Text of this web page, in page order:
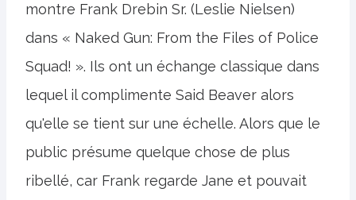
montre Frank Drebin Sr. (Leslie Nielsen)
dans « Naked Gun: From the Files of Police
Squad! ». Ils ont un échange classique dans
lequel il complimente Said Beaver alors
qu'elle se tient sur une échelle. Alors que le
public présume quelque chose de plus
ribellé, car Frank regarde Jane et pouvait